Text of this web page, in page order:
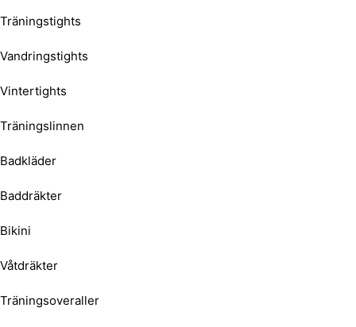
Träningstights
Vandringstights
Vintertights
Träningslinnen
Badkläder
Baddräkter
Bikini
Våtdräkter
Träningsoveraller